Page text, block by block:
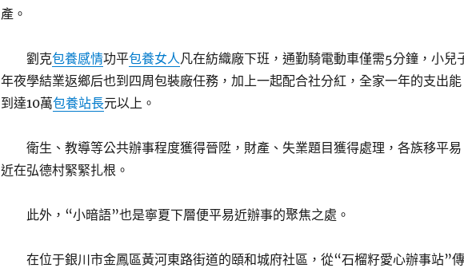
產。
劉克包養感情功平包養女人凡在紡織廠下班，通勤騎電動車僅需5分鐘，小兒
年夜學結業返鄉后也到四周包裝廠任務，加上一起配合社分紅，全家一年的支出能
到達10萬包養站長元以上。
衛生、教導等公共辦事程度獲得晉陞，財產、失業題目獲得處理，各族移平易
近在弘德村緊緊扎根。
此外，“小暗語”也是寧夏下層便平易近辦事的聚焦之處。
在位于銀川市金鳳區黃河東路街道的頤和城府社區，從“石榴籽愛心辦事站”傳